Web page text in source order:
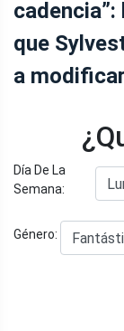
que
a
Día De La
Semana:
Género: